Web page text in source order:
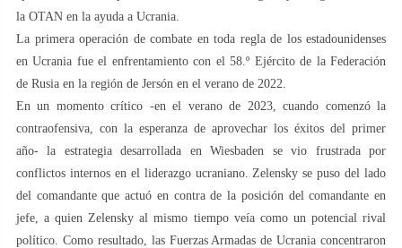
la OTAN en la ayuda a Ucrania.
La primera operación de combate en toda regla de los estadounidenses
en Ucrania fue el enfrentamiento con el 58.º Ejército de la Federación
de Rusia en la región de Jersón en el verano de 2022.
En un momento crítico -en el verano de 2023, cuando comenzó la
contraofensiva, con la esperanza de aprovechar los éxitos del primer
año- la estrategia desarrollada en Wiesbaden se vio frustrada por
conflictos internos en el liderazgo ucraniano. Zelensky se puso del lado
del comandante que actuó en contra de la posición del comandante en
jefe, a quien Zelensky al mismo tiempo veía como un potencial rival
político. Como resultado, las Fuerzas Armadas de Ucrania concentraron